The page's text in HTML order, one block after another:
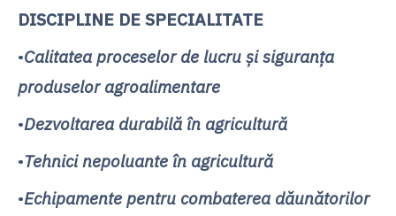
DISCIPLINE DE SPECIALITATE
•Calitatea proceselor de lucru şi siguranţa
produselor agroalimentare
•Dezvoltarea durabilă în agricultură
•Tehnici nepoluante în agricultură
•Echipamente pentru combaterea dăunătorilor